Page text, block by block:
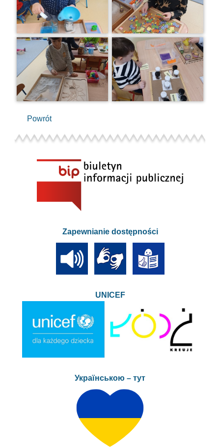
Powrót
Zapewnianie dostępności
UNICEF
Українською – тут